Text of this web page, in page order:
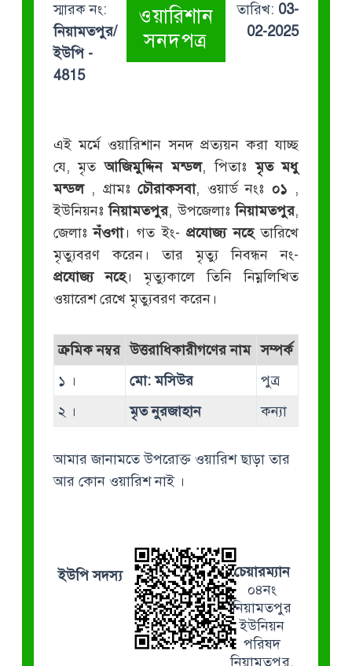
স্মারক নং:
নিয়ামতপুর/
ইউপি -
4815
ওয়ারিশান
সনদপত্র
তারিখ: 03-
02-2025
এই মর্মে ওয়ারিশান সনদ প্রত্যয়ন করা যাচ্ছ
যে, মৃতআজিমুদ্দিন মন্ডল, পিতাঃমৃত মধু
মন্ডল, গ্রামঃচৌরাকসবা, ওয়ার্ড নংঃ ০১ ,
ইউনিয়নঃনিয়ামতপুর, উপজেলাঃনিয়ামতপুর,
জেলাঃনঁওগা। গত ইং-প্রযোজ্য নহেতারিখে
মৃত্যুবরণ করেন। তার মৃত্যু নিবন্ধন নং-
প্রযোজ্য নহে। মৃত্যুকালে তিনি নিম্নলিখিত
ওয়ারেশ রেখে মৃত্যুবরণ করেন।
ক্রমিক নম্বর উত্তরাধিকারীগণের নাম সম্পর্ক
১ ।
মো: মসিউর
পুত্র
২ ।
মৃত নুরজাহান কন্যা
আমার জানামতে উপরোক্ত ওয়ারিশ ছাড়া তার
আর কোন ওয়ারিশ নাই ।
ইউপি সদস্য
চেয়ারম্যান
০৪নং
নিয়ামতপুর
ইউনিয়ন
পরিষদ
নিয়ামতপুর,